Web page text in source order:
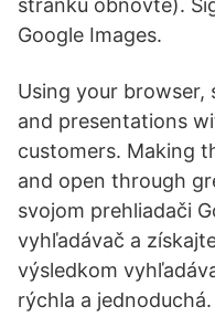
stránku obnovte).
Google Images.
Using your browser,
and presentations
customers. Making
and open through
svojom prehliadači
vyhľadávač a
výsledkom
rýchla a